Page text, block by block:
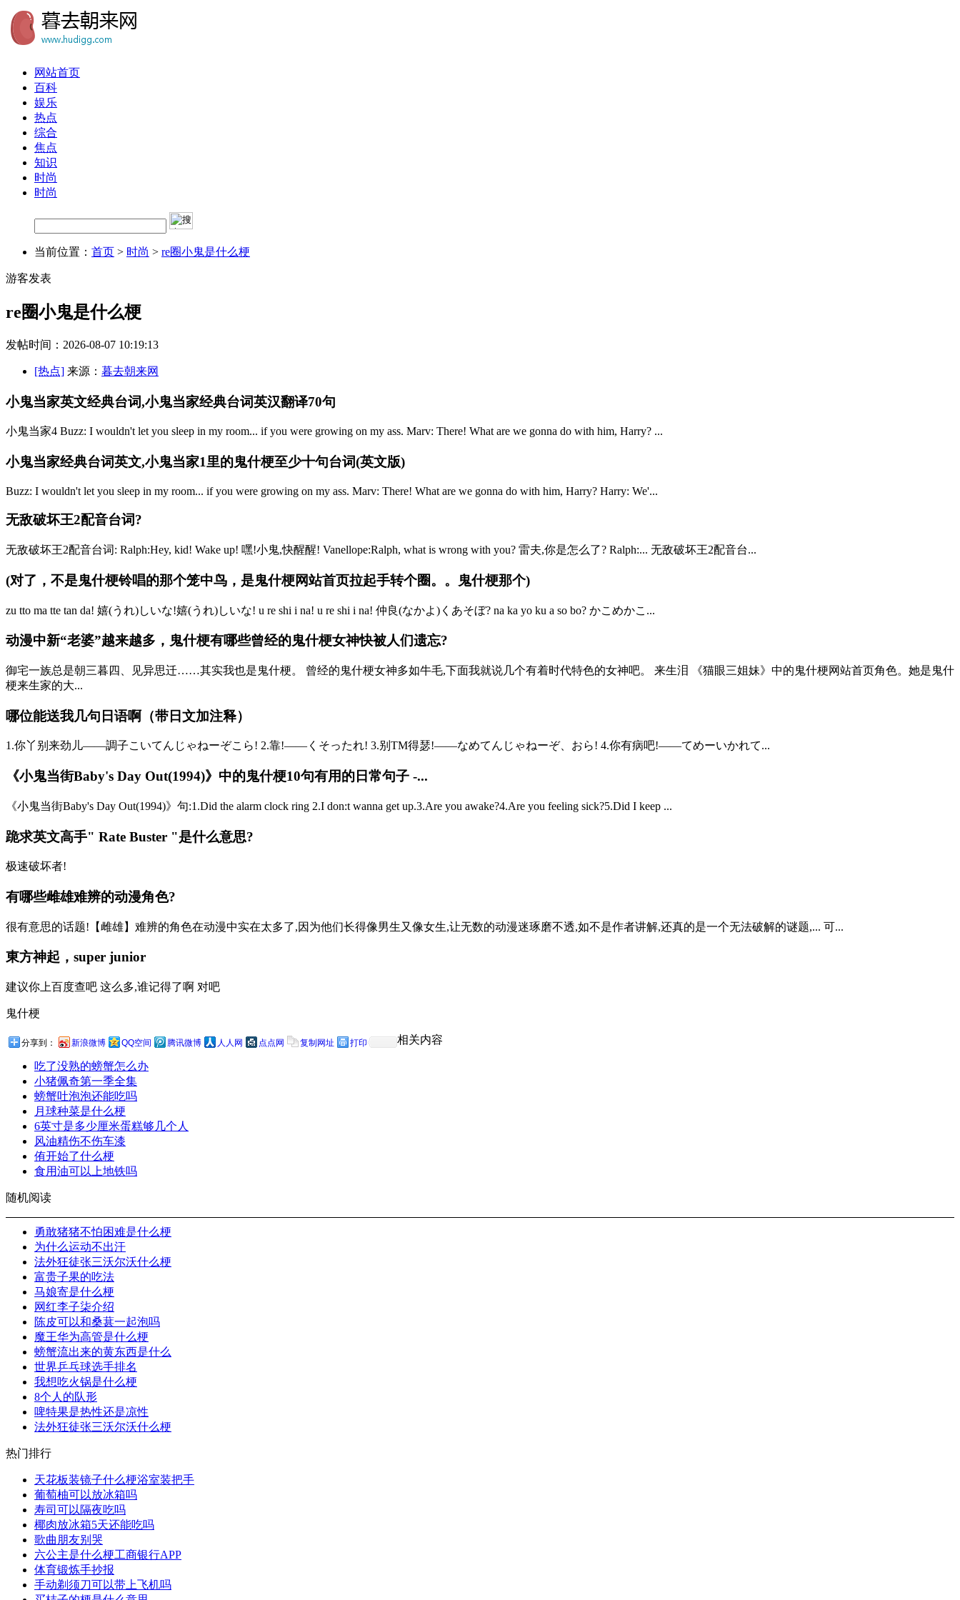
网站首页
百科
娱乐
热点
综合
焦点
知识
时尚
时尚
当前位置： 首页 > 时尚 > re圈小鬼是什么梗
游客发表
re圈小鬼是什么梗
发帖时间：2026-08-07 10:19:13
[热点] 来源： 暮去朝来网
小鬼当家英文经典台词,小鬼当家经典台词英汉翻译70句
小鬼当家4 Buzz: I wouldn't let you sleep in my room... if you were growing on my ass. Marv: There! What are we gonna do with him, Harry? ...
小鬼当家经典台词英文,小鬼当家1里的鬼什梗至少十句台词(英文版)
Buzz: I wouldn't let you sleep in my room... if you were growing on my ass. Marv: There! What are we gonna do with him, Harry? Harry: We'...
无敌破坏王2配音台词?
无敌破坏王2配音台词: Ralph:Hey, kid! Wake up! 嘿!小鬼,快醒醒! Vanellope:Ralph, what is wrong with you? 雷夫,你是怎么了? Ralph:... 无敌破坏王2配音台...
(对了，不是鬼什梗铃唱的那个笼中鸟，是鬼什梗网站首页拉起手转个圈。。鬼什梗那个)
zu tto ma tte tan da! 嬉(うれ)しいな!嬉(うれ)しいな! u re shi i na! u re shi i na! 仲良(なかよ)くあそぼ? na ka yo ku a so bo? かこめかこ...
动漫中新“老婆”越来越多，鬼什梗有哪些曾经的鬼什梗女神快被人们遗忘?
御宅一族总是朝三暮四、见异思迁……其实我也是鬼什梗。 曾经的鬼什梗女神多如牛毛,下面我就说几个有着时代特色的女神吧。 来生泪 《猫眼三姐妹》中的鬼什梗网站首页角色。她是鬼什
梗来生家的大...
哪位能送我几句日语啊（带日文加注释）
1.你丫别来劲儿——調子こいてんじゃねーぞこら! 2.靠!——くそったれ! 3.别TM得瑟!——なめてんじゃねーぞ、おら! 4.你有病吧!——てめーいかれて...
《小鬼当街Baby's Day Out(1994)》中的鬼什梗10句有用的日常句子 -...
《小鬼当街Baby's Day Out(1994)》句:1.Did the alarm clock ring 2.I don:t wanna get up.3.Are you awake?4.Are you feeling sick?5.Did I keep ...
跪求英文高手" Rate Buster "是什么意思?
极速破坏者!
有哪些雌雄难辨的动漫角色?
很有意思的话题!【雌雄】难辨的角色在动漫中实在太多了,因为他们长得像男生又像女生,让无数的动漫迷琢磨不透,如不是作者讲解,还真的是一个无法破解的谜题,... 可...
東方神起，super junior
建议你上百度查吧 这么多,谁记得了啊 对吧
鬼什梗
分享到： 新浪微博 QQ空间 腾讯微博 人人网 点点网 复制网址 打印 相关内容
吃了没熟的螃蟹怎么办
小猪佩奇第一季全集
螃蟹吐泡泡还能吃吗
月球种菜是什么梗
6英寸是多少厘米蛋糕够几个人
风油精伤不伤车漆
侑开始了什么梗
食用油可以上地铁吗
随机阅读
勇敢猪猪不怕困难是什么梗
为什么运动不出汗
法外狂徒张三沃尔沃什么梗
富贵子果的吃法
马娘寄是什么梗
网红李子柒介绍
陈皮可以和桑葚一起泡吗
魔王华为高管是什么梗
螃蟹流出来的黄东西是什么
世界乒乓球选手排名
我想吃火锅是什么梗
8个人的队形
啤特果是热性还是凉性
法外狂徒张三沃尔沃什么梗
热门排行
天花板装镜子什么梗浴室装把手
葡萄柚可以放冰箱吗
寿司可以隔夜吃吗
椰肉放冰箱5天还能吃吗
歌曲朋友别哭
六公主是什么梗工商银行APP
体育锻炼手抄报
手动剃须刀可以带上飞机吗